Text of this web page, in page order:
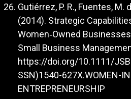
Gutiérrez, P. R., Fuentes, M.
(2014). Strategic
Women‐Owned
Small Business
https://doi.org/10.1111/
SSN)1540-627X.WOMEN-
ENTREPRENEURSHIP